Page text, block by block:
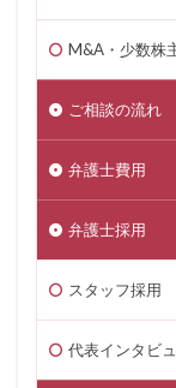
M&A・少数株
ご相談の流れ
弁護士費用
弁護士採用
スタッフ採用
代表インタビ